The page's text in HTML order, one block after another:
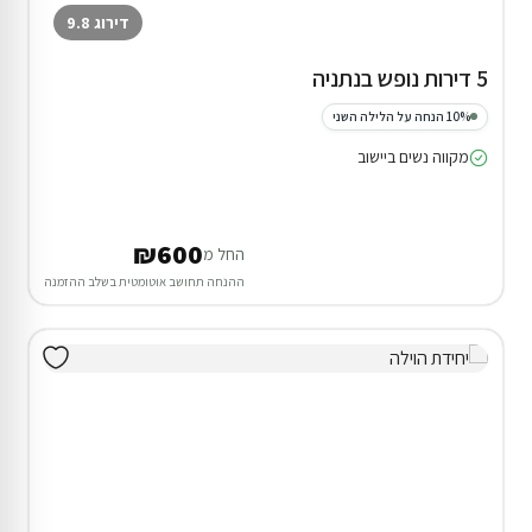
דירוג 9.8
5 דירות נופש בנתניה
10% הנחה על הלילה השני
מקווה נשים ביישוב
החל מ₪600
ההנחה תחושב אוטומטית בשלב ההזמנה